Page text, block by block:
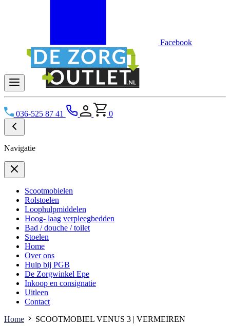
Facebook
036-525 87 41 0
Navigatie
Scootmobielen
Rolstoelen
Loophulpmiddelen
Hoog- laag verpleegbedden
Bad / douche / toilet
Stoelen
Home
Over ons
Hulp bij PGB
De Zorgwinkel Epe
Inkoop en consignatie
Uitleen
Contact
Home
SCOOTMOBIEL VENUS 3 | VERMEIREN